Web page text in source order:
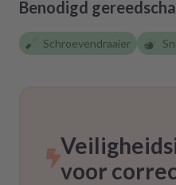
Benodigd
Schroevendraaier
voor